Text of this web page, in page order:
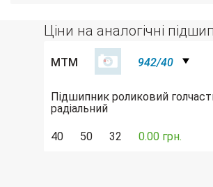
Ціни на аналогічні
MTM 942/40
Підшипник роликовий
радіальний
40 50 32 0.00 грн.